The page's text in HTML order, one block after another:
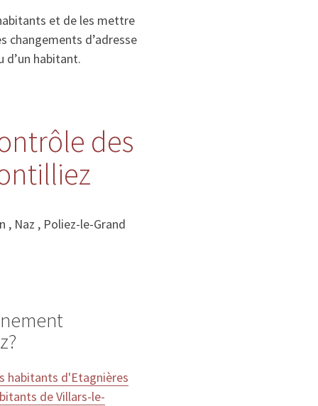
et de les mettre
changements d’adresse
d’un habitant.
des
Naz , Poliez-le-Grand
habitants d'Etagnières
de Villars-le-